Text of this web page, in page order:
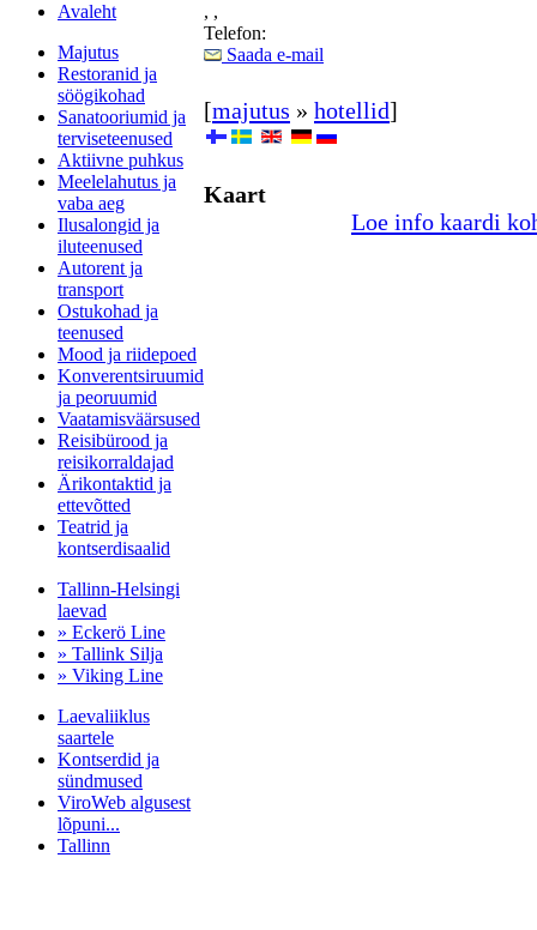
Avaleht
Majutus
Restoranid ja
söögikohad
Sanatooriumid ja
terviseteenused
Aktiivne puhkus
Meelelahutus ja
vaba aeg
Ilusalongid ja
iluteenused
Autorent ja
transport
Ostukohad ja
teenused
Mood ja riidepoed
Konverentsiruumid
ja peoruumid
Vaatamisväärsused
Reisibürood ja
reisikorraldajad
Ärikontaktid ja
ettevõtted
Teatrid ja
kontserdisaalid
Tallinn-Helsingi
laevad
» Eckerö Line
» Tallink Silja
» Viking Line
Laevaliiklus
saartele
Kontserdid ja
sündmused
ViroWeb algusest
lõpuni...
Tallinn
, ,
Telefon:
Saada e-mail
[majutus » hotellid]
Kaart
Loe info kaardi